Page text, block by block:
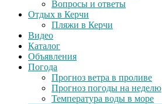
Вопросы и ответы
Отдых в Керчи
Пляжи в Керчи
Видео
Каталог
Объявления
Погода
Прогноз ветра в проливе
Прогноз погоды на неделю
Температура воды в море